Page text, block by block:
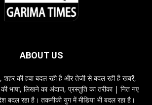
ABOUT US
की हवा बदल रही है और तेजी से बदल रही है खबरें,
भाषा, लिखने का अंदाज, प्रस्तुति का तरीका | नित नए
बदल रहा है। तकनीकी युग में मीडिया भी बदल रहा है।